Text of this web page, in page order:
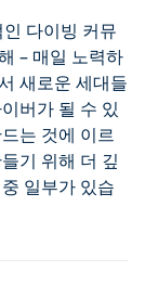
다이빙 커뮤
– 매일 노력하
새로운 세대들
버가 될 수 있
는 것에 이르
기 위해 더 깊
일부가 있습